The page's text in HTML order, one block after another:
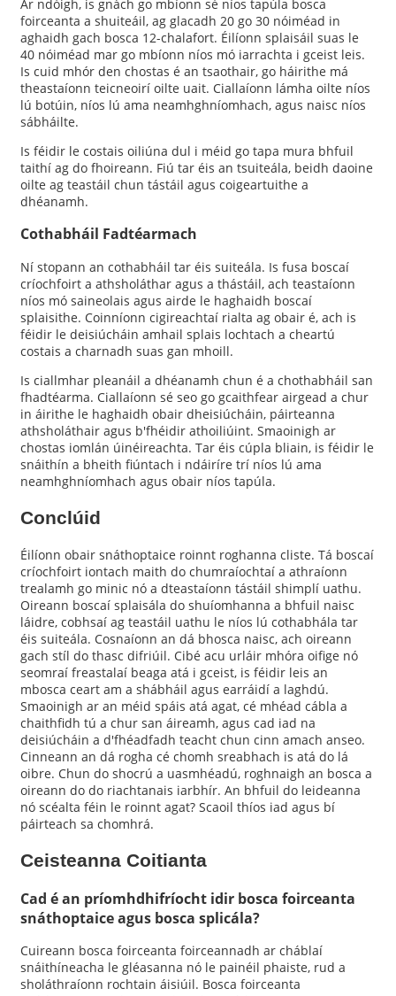
Ar ndóigh, is gnách go mbíonn sé níos tapúla bosca
foirceanta a shuiteáil, ag glacadh 20 go 30 nóiméad in
aghaidh gach bosca 12-chalafort. Éilíonn splaisáil suas le
40 nóiméad mar go mbíonn níos mó iarrachta i gceist leis.
Is cuid mhór den chostas é an tsaothair, go háirithe má
theastaíonn teicneoirí oilte uait. Ciallaíonn lámha oilte níos
lú botúin, níos lú ama neamhghníomhach, agus naisc níos
sábháilte.
Is féidir le costais oiliúna dul i méid go tapa mura bhfuil
taithí ag do fhoireann. Fiú tar éis an tsuiteála, beidh daoine
oilte ag teastáil chun tástáil agus coigeartuithe a
dhéanamh.
Cothabháil Fadtéarmach
Ní stopann an cothabháil tar éis suiteála. Is fusa boscaí
críochfoirt a athsholáthar agus a thástáil, ach teastaíonn
níos mó saineolais agus airde le haghaidh boscaí
splaisithe. Coinníonn cigireachtaí rialta ag obair é, ach is
féidir le deisiúcháin amhail splais lochtach a cheartú
costais a charnadh suas gan mhoill.
Is ciallmhar pleanáil a dhéanamh chun é a chothabháil san
fhadtéarma. Ciallaíonn sé seo go gcaithfear airgead a chur
in áirithe le haghaidh obair dheisiúcháin, páirteanna
athsholáthair agus b'fhéidir athoiliúint. Smaoinigh ar
chostas iomlán úinéireachta. Tar éis cúpla bliain, is féidir le
snáithín a bheith fiúntach i ndáiríre trí níos lú ama
neamhghníomhach agus obair níos tapúla.
Conclúid
Éilíonn obair snáthoptaice roinnt roghanna cliste. Tá boscaí
críochfoirt iontach maith do chumraíochtaí a athraíonn
trealamh go minic nó a dteastaíonn tástáil shimplí uathu.
Oireann boscaí splaisála do shuíomhanna a bhfuil naisc
láidre, cobhsaí ag teastáil uathu le níos lú cothabhála tar
éis suiteála. Cosnaíonn an dá bhosca naisc, ach oireann
gach stíl do thasc difriúil. Cibé acu urláir mhóra oifige nó
seomraí freastalaí beaga atá i gceist, is féidir leis an
mbosca ceart am a shábháil agus earráidí a laghdú.
Smaoinigh ar an méid spáis atá agat, cé mhéad cábla a
chaithfidh tú a chur san áireamh, agus cad iad na
deisiúcháin a d'fhéadfadh teacht chun cinn amach anseo.
Cinneann an dá rogha cé chomh sreabhach is atá do lá
oibre. Chun do shocrú a uasmhéadú, roghnaigh an bosca a
oireann do do riachtanais iarbhír. An bhfuil do leideanna
nó scéalta féin le roinnt agat? Scaoil thíos iad agus bí
páirteach sa chomhrá.
Ceisteanna Coitianta
Cad é an príomhdhifríocht idir bosca foirceanta
snáthoptaice agus bosca splicála?
Cuireann bosca foirceanta foirceannadh ar cháblaí
snáithíneacha le gléasanna nó le painéil phaiste, rud a
sholáthraíonn rochtain áisiúil. Bosca foirceanta